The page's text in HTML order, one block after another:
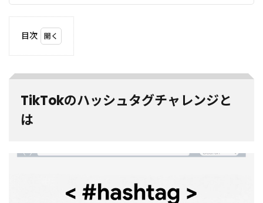
目次
のハッ
グチャ
レンジ
とは
シュ
TikTokのハッシュタグチャレンジと
は